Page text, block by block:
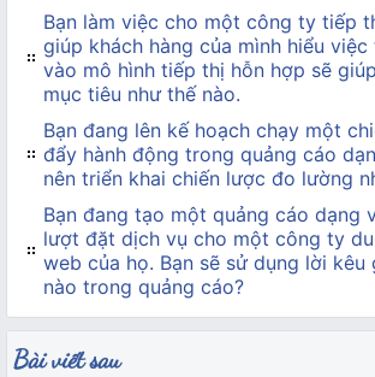
Bạn làm việc cho một công ty tiếp
giúp khách hàng của mình hiểu việc
vào mô hình tiếp thị hỗn hợp sẽ
mục tiêu như thế nào.
Bạn đang lên kế hoạch chạy một
đẩy hành động trong quảng cáo
nên triển khai chiến lược đo lường
Bạn đang tạo một quảng cáo dạng
lượt đặt dịch vụ cho một công ty
web của họ. Bạn sẽ sử dụng lời kêu
nào trong quảng cáo?
Bài viết sau